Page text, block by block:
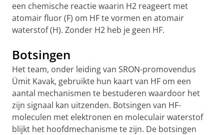
een chemische reactie waarin H2 reageert met
atomair fluor (F) om HF te vormen en atomair
waterstof (H). Zonder H2 heb je geen HF.
Botsingen
Het team, onder leiding van SRON-promovendus
Ümit Kavak, gebruikte hun kaart van HF om een
aantal mechanismen te bestuderen waardoor het
zijn signaal kan uitzenden. Botsingen van HF-
moleculen met elektronen en moleculair waterstof
blijkt het hoofdmechanisme te zijn. De botsingen